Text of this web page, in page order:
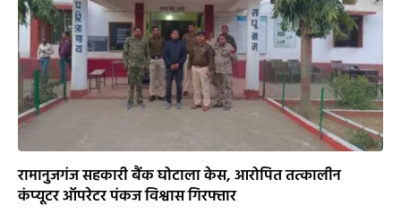
रामानुजगंज सहकारी बैंक घोटाला केस, आरोपित तत्कालीन
कंप्यूटर ऑपरेटर पंकज विश्वास गिरफ्तार